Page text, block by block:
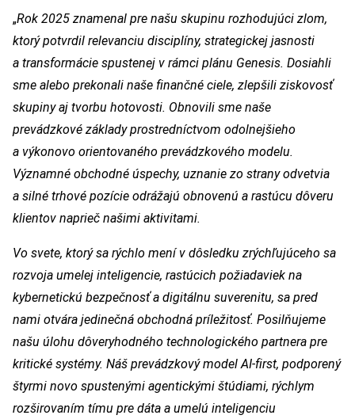
„Rok 2025 znamenal pre našu skupinu rozhodujúci zlom,
ktorý potvrdil relevanciu disciplíny, strategickej jasnosti
a transformácie spustenej v rámci plánu Genesis. Dosiahli
sme alebo prekonali naše finančné ciele, zlepšili ziskovosť
skupiny aj tvorbu hotovosti. Obnovili sme naše
prevádzkové základy prostredníctvom odolnejšieho
a výkonovo orientovaného prevádzkového modelu.
Významné obchodné úspechy, uznanie zo strany odvetvia
a silné trhové pozície odrážajú obnovenú a rastúcu dôveru
klientov naprieč našimi aktivitami.
Vo svete, ktorý sa rýchlo mení v dôsledku zrýchľujúceho sa
rozvoja umelej inteligencie, rastúcich požiadaviek na
kybernetickú bezpečnosť a digitálnu suverenitu, sa pred
nami otvára jedinečná obchodná príležitosť. Posilňujeme
našu úlohu dôveryhodného technologického partnera pre
kritické systémy. Náš prevádzkový model AI-first, podporený
štyrmi novo spustenými agentickými štúdiami, rýchlym
rozširovaním tímu pre dáta a umelú inteligenciu